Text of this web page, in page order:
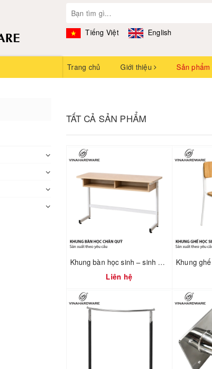
Tiếng Việt English
Trang chủ Giới thiệu Sản phẩm
TẤT CẢ SẢN PHẨM
Khung bàn học sinh – sinh viên 750mm tháo ráp nhanh Vinahardware 2300.1.34805
Liên hệ